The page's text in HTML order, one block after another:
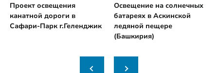
Проект освещения
канатной дороги в
Сафари-Парк г.Геленджик
Освещение на солнечных
батареях в Аскинской
ледяной пещере
(Башкирия)